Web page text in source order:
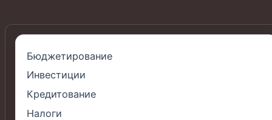
Бюджетирование
Инвестиции
Кредитование
Налоги